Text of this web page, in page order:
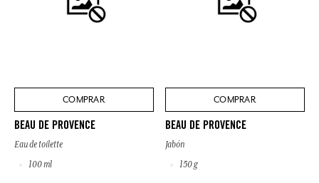
COMPRAR
BEAU DE PROVENCE
Eau de toilette
100 ml
COMPRAR
BEAU DE PROVENCE
Jabón
150 g